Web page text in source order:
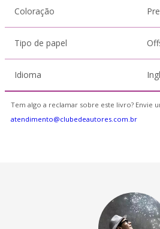
Coloração
Tipo de papel
Idioma
Tem algo a reclamar sobre este livro? Envie
atendimento@clubedeautores.com.br